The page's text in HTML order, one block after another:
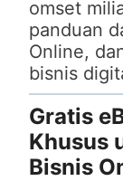
omset
panduan
Online,
bisnis
Gratis
Khusus
Bisnis